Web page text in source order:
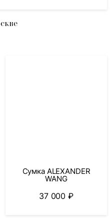
Сумка ALEXANDER
WANG
37 000₽